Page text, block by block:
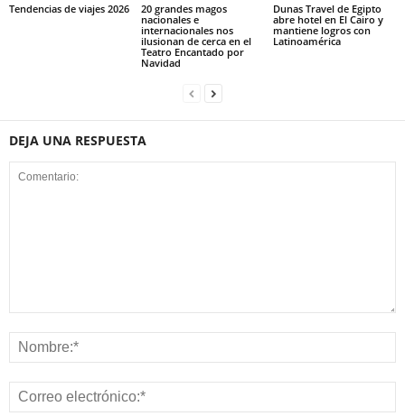
Tendencias de viajes 2026
20 grandes magos
nacionales e
internacionales nos
ilusionan de cerca en el
Teatro Encantado por
Navidad
Dunas Travel de Egipto
abre hotel en El Cairo y
mantiene logros con
Latinoamérica
DEJA UNA RESPUESTA